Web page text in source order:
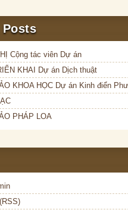
Posts
Cộng tác viên Dự án
KHAI Dự án Dịch thuật
KHOA HỌC Dự án Kinh điển
PHÁP LOA